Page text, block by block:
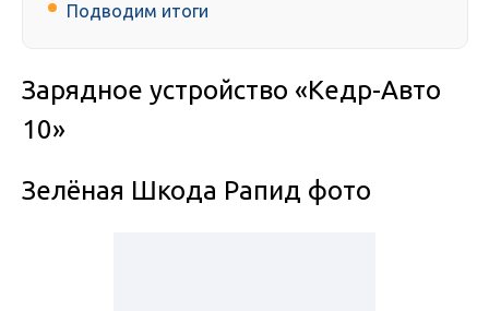
Подводим итоги
Зарядное устройство «Кедр-Авто
10»
Зелёная Шкода Рапид фото